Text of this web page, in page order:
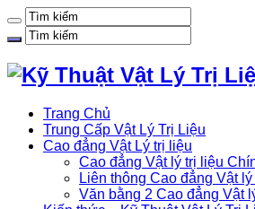
Trang Chủ
Trung Cấp Vật Lý Trị Liệu
Cao đẳng Vật Lý trị liệu
Cao đẳng Vật lý trị liệu
Liên thông Cao đẳng Vật
Văn bằng 2 Cao đẳng Vật